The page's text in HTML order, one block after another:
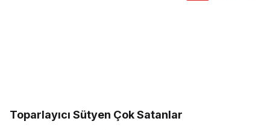
Toparlayıcı Sütyen Çok Satanlar